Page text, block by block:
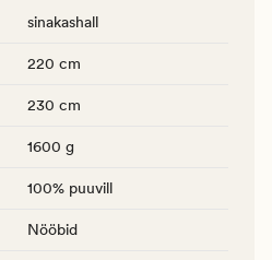
sinakashall
220 cm
230 cm
1600 g
100% puuvill
Nööbid